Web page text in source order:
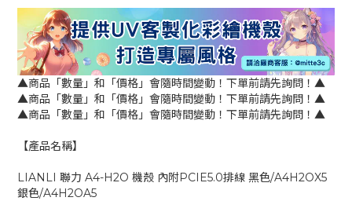
▲商品「數量」和「價格」會隨時間變動！下單前請先詢問！▲
▲商品「數量」和「價格」會隨時間變動！下單前請先詢問！▲
▲商品「數量」和「價格」會隨時間變動！下單前請先詢問！▲
【產品名稱】
LIANLI 聯力 A4-H2O 機殼 內附PCIE5.0排線 黑色/A4H2OX5
銀色/A4H2OA5